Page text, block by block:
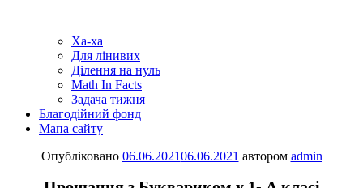
Ха-ха
Для лінивих
Ділення на нуль
Math In Facts
Задача тижня
Благодійний фонд
Мапа сайту
Опубліковано 06.06.202106.06.2021 автором admin